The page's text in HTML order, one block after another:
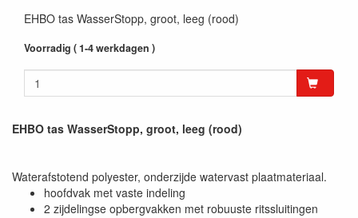
EHBO tas WasserStopp, groot, leeg (rood)
Voorradig ( 1-4 werkdagen )
EHBO tas WasserStopp, groot, leeg (rood)
Waterafstotend polyester, onderzijde watervast plaatmateriaal.
hoofdvak met vaste indeling
2 zijdelingse opbergvakken met robuuste ritssluitingen